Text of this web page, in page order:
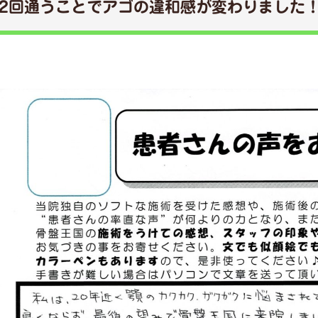
回通うことでアゴの違和感が変わりました